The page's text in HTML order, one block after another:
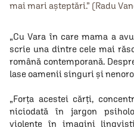
mai mari așteptări.” (Radu
„Cu Vara în care mama a
scrie una dintre cele mai
română contemporană.
lase oamenii singuri şi
„Forţa acestei cărţi,
niciodată în jargon
violente în imagini